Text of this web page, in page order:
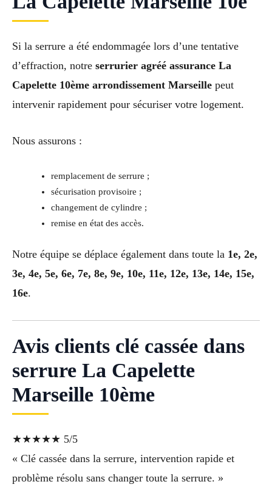
Si la serrure a été endommagée lors d’une tentative
d’effraction, notre serrurier agréé assurance La
Capelette 10ème arrondissement Marseille peut
intervenir rapidement pour sécuriser votre logement.
Nous assurons :
remplacement de serrure ;
sécurisation provisoire ;
changement de cylindre ;
remise en état des accès.
Notre équipe se déplace également dans toute la 1e, 2e,
3e, 4e, 5e, 6e, 7e, 8e, 9e, 10e, 11e, 12e, 13e, 14e, 15e,
16e.
Avis clients clé cassée dans
serrure La Capelette
Marseille 10ème
★★★★★ 5/5
« Clé cassée dans la serrure, intervention rapide et
problème résolu sans changer toute la serrure. »